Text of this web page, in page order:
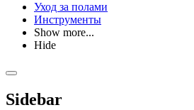
Уход за полами
Инструменты
Show more...
Hide
Sidebar